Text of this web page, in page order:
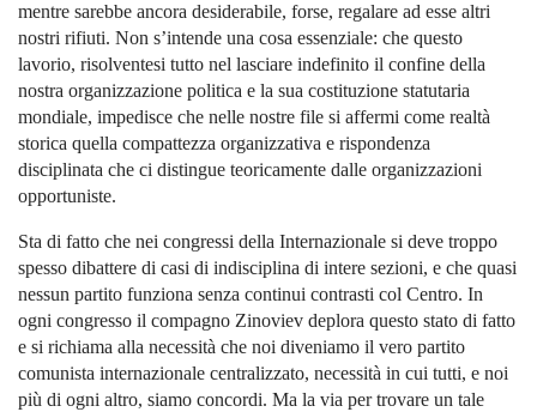
mentre sarebbe ancora desiderabile, forse, regalare ad esse altri
nostri rifiuti. Non s’intende una cosa essenziale: che questo
lavorio, risolventesi tutto nel lasciare indefinito il confine della
nostra organizzazione politica e la sua costituzione statutaria
mondiale, impedisce che nelle nostre file si affermi come realtà
storica quella compattezza organizzativa e rispondenza
disciplinata che ci distingue teoricamente dalle organizzazioni
opportuniste.
Sta di fatto che nei congressi della Internazionale si deve troppo
spesso dibattere di casi di indisciplina di intere sezioni, e che quasi
nessun partito funziona senza continui contrasti col Centro. In
ogni congresso il compagno Zinoviev deplora questo stato di fatto
e si richiama alla necessità che noi diveniamo il vero partito
comunista internazionale centralizzato, necessità in cui tutti, e noi
più di ogni altro, siamo concordi. Ma la via per trovare un tale